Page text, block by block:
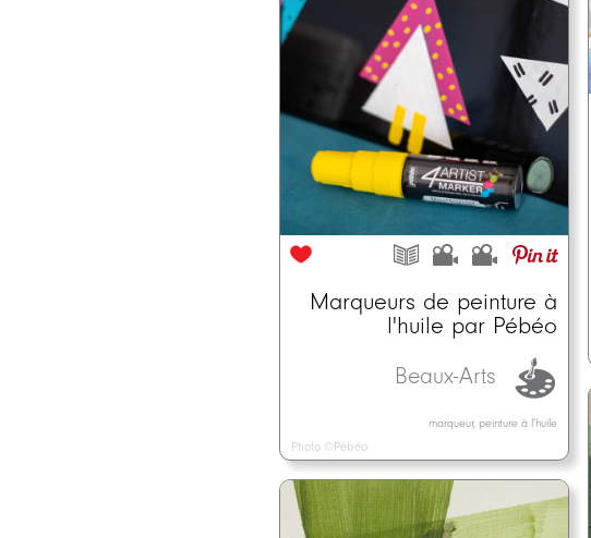
Marqueurs de peinture à
l'huile par Pébéo
Beaux-Arts
marqueur, peinture à l'huile
Photo ©Pébéo